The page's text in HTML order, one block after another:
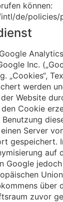
können:
de/policies/
Inc.
„Cookies“,
werden
Website
Cookie
Server
gespeichert.
auf
Google
über
zuvor